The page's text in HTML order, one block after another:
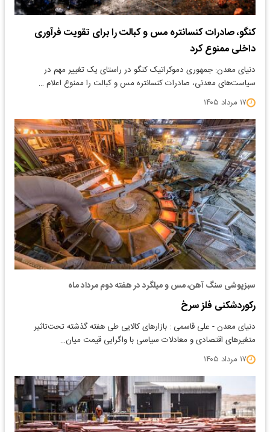
کنگو، صادرات کنسانتره مس و کبالت را برای تقویت فرآوری
داخلی ممنوع کرد
دنیای معدن: جمهوری دموکراتیک کنگو در راستای یک تغییر مهم در
سیاست‌های معدنی، صادرات کنسانتره مس و کبالت را ممنوع اعلام …
۱۷ مرداد ۱۴۰۵
سبزپوشی سنگ آهن، مس و میلگرد در هفته دوم مرداد ماه
رکوردشکنی فلز سرخ
دنیای معدن - علی قاسمی : بازارهای کالایی طی هفته گذشته تحت‌تاثیر
متغیرهای اقتصادی و معادلات سیاسی با واگرایی قیمت میان…
۱۷ مرداد ۱۴۰۵